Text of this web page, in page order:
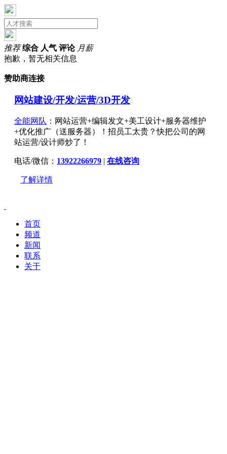
推荐 综合 人气 评论 月薪
抱歉，暂无相关信息
赞助商连接
网站建设/开发/运营/3D开发
全能网队 ：网站运营+编辑发文+美工设计+服务器维护
+优化推广（送服务器）！招员工太贵？快把公司的网
站运营/设计师炒了！
电话/微信： 13922266979 | 在线咨询
了解详情
首页
频道
新闻
联系
关于